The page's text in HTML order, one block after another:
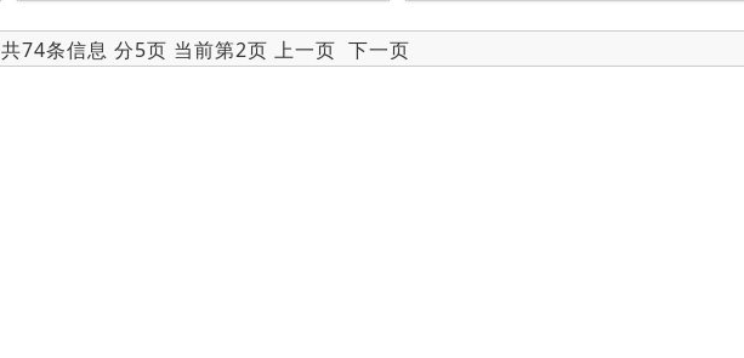
共74条信息 分5页 当前第2页 上一页 下一页